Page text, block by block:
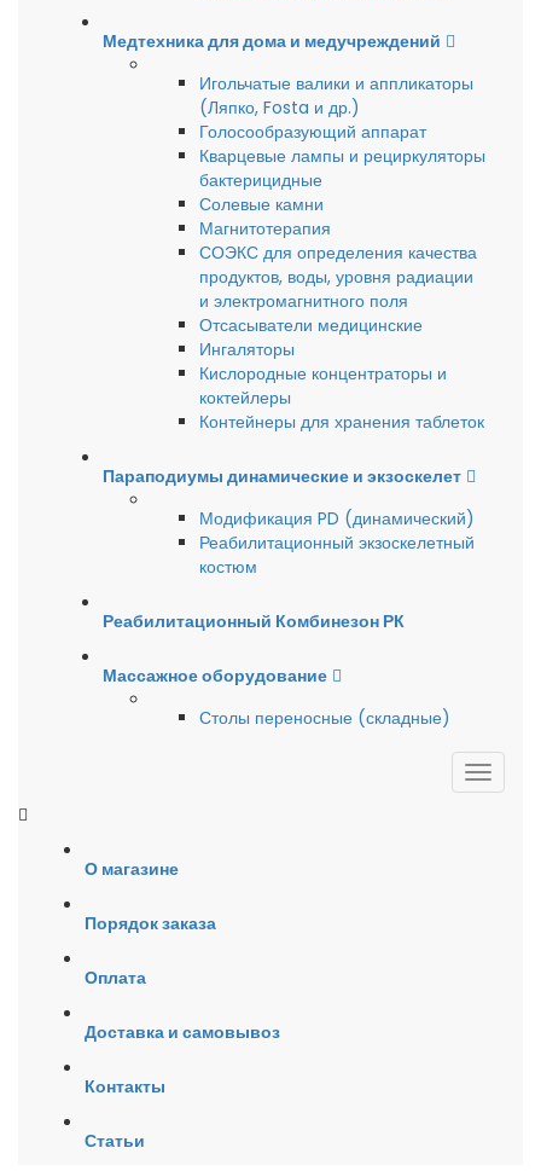
Медтехника для дома и медучреждений
Игольчатые валики и аппликаторы
(Ляпко, Fosta и др.)
Голосообразующий аппарат
Кварцевые лампы и рециркуляторы
бактерицидные
Солевые камни
Магнитотерапия
СОЭКС для определения качества
продуктов, воды, уровня радиации
и электромагнитного поля
Отсасыватели медицинские
Ингаляторы
Кислородные концентраторы и
коктейлеры
Контейнеры для хранения таблеток
Параподиумы динамические и экзоскелет
Модификация PD (динамический)
Реабилитационный экзоскелетный
костюм
Реабилитационный Комбинезон РК
Массажное оборудование
Столы переносные (складные)
О магазине
Порядок заказа
Оплата
Доставка и самовывоз
Контакты
Статьи